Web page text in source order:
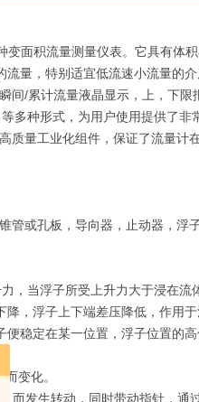
面积流量测量仪表。它具有体积
量，特别适宜低流速小流量的介
间/累计流量液晶显示，上，下限
多种形式，为用户使用提供了非
质量工业化组件，保证了流量计
管或孔板，导向器，止动器，浮
，当浮子所受上升力大于浸在流
，浮子上下端差压降低，作用于
稳定在某一位置，浮子位置的
变化。
而发生转动，同时带动指针，通